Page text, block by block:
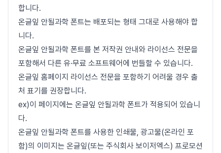
합니다.
온글잎 안될과학 폰트는 배포되는 형태 그대로 사용해야 합
니다.
온글잎 안될과학 폰트를 본 저작권 안내와 라이선스 전문을
포함해서 다른 유·무료 소프트웨어에 번들할 수 있습니다.
온글잎 홈페이지 라이선스 전문을 포함하기 어려울 경우 출
처 표기를 권장합니다.
ex)이 페이지에는 온글잎 안될과학 폰트가 적용되어 있습니
다.
온글잎 안될과학 폰트를 사용한 인쇄물, 광고물(온라인 포
함)의 이미지는 온글잎(또는 주식회사 보이저엑스) 프로모션